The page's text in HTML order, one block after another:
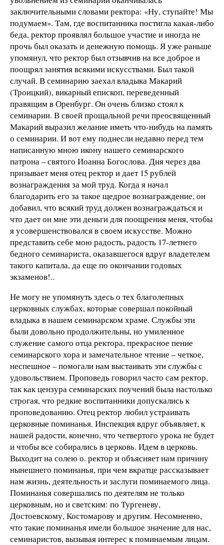
заключительными словами ректора: «Ну, ступайте! Мы
подумаем». Там, где воспитанника постигла какая-либо
беда, ректор проявлял большое участие и иногда не
прочь был оказать и денежную помощь. Я уже раньше
упомянул, что ректор был отзывчив на все доброе и
поощрял занятия всякими искусствами. Был такой
случай. В семинарию заехал владыка Макарий
(Троицкий), викарный епископ, переведенный
правящим в Оренбург. Он очень близко стоял к
семинарии. В своей прощальной речи преосвященный
Макарий выразил желание иметь что-нибудь на память
о семинарии. И вот ему поднесли недавно перед тем
написанную мною икону нашего семинарского
патрона – святого Иоанна Богослова. Дня через два
призывает меня отец ректор и дает 15 рублей
вознаграждения за мой труд. Когда я начал
благодарить его за такое щедрое вознаграждение, он
добавил, что всякий труд должен вознаграждаться и
что дает он мне эти деньги для поощрения меня, чтобы
я усовершенствовался в своем искусстве. Можно
представить себе мою радость, радость 17-летнего
бедного семинариста, оказавшегося вдруг владетелем
такого капитала, да еще по окончании годовых
экзаменов!..
Не могу не упомянуть здесь о тех благолепных
церковных службах, которые совершал покойный
владыка в нашем семинарском храме. Службы эти
были довольно продолжительны, но умиленное
служение самого отца ректора, прекрасное пение
семинарского хора и замечательное чтение – четкое,
неспешное – помогали нам выстаивать эти службы с
удовольствием. Проповедь говорил часто сам ректор,
так как цензура семинарских поучений была настолько
строгая, что редкие воспитанники допускались к
проповедованию. Отец ректор любил устраивать
церковные поминанья. Инспекция вдруг объявляет, к
нашей радости, конечно, что четвертого урока не будет
и чтобы все собирались в церковь. Идем в церковь.
Выходит на солею о. ректор и объясняет нам причину
нынешнего поминанья, при чем вкратце рассказывает
нам жизнь, деятельность и заслуги поминаемого лица.
Поминанья совершались по деятелям не только
церковным, но и светским: по Тургеневу,
Достоевскому, Костомарову и другим. Несомненно,
что такие поминанья имели большое значение для нас,
семинаристов, вызывая интерес к поминаемым лицам.